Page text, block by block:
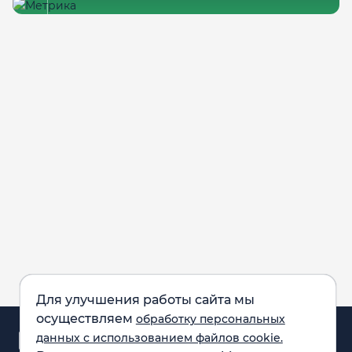
Для улучшения работы сайта мы
осуществляем обработку персональных
данных с использованием файлов cookie.
Аналитика и
новости